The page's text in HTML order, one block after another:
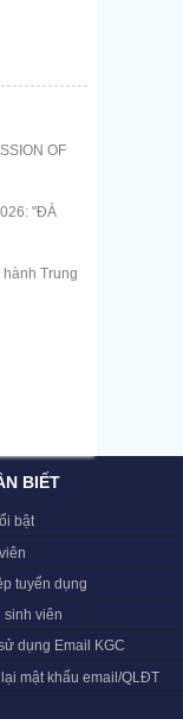
OF
"ĐÀ
Trung
BIẾT
bật
tuyển dụng
sinh viên
dụng Email KGC
mật khẩu email/QLĐT